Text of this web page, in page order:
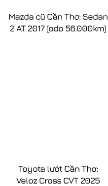
Mazda cũ Cần Thơ: Sedan
2 AT 2017 (odo 56.000km)
Toyota lướt Cần Thơ:
Veloz Cross CVT 2025